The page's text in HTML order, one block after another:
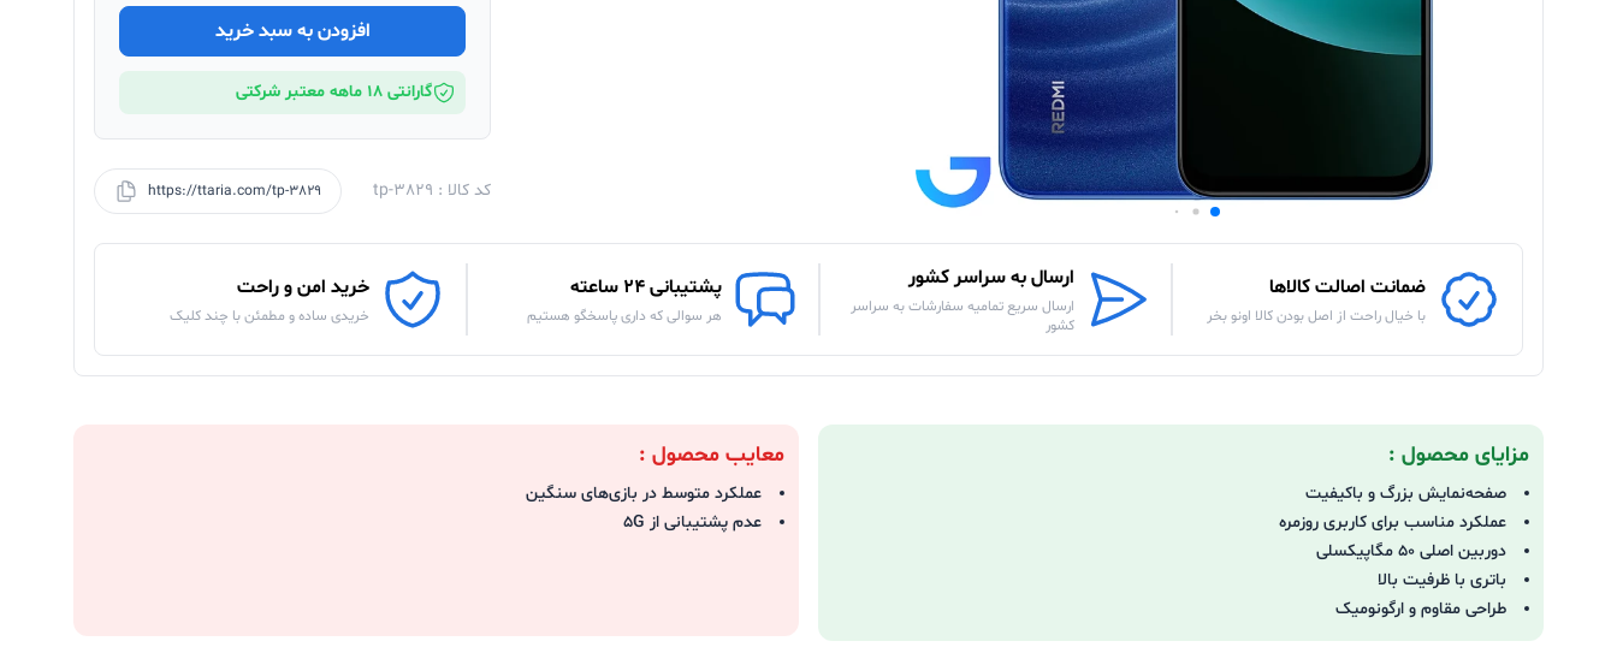
افزودن به سبد خرید
گارانتی 18 ماهه معتبر شرکتی
کد کالا : tp-3829 https://ttaria.com/tp-3829
ضمانت اصالت کالاها
با خیال راحت از اصل بودن کالا اونو بخر
ارسال به سراسر کشور
ارسال سریع تمامیه سفارشات به سراسر
کشور
پشتیبانی 24 ساعته
هر سوالی که داری پاسخگو هستیم
خرید امن و راحت
خریدی ساده و مطمئن با چند کلیک
مزایای محصول :
صفحه‌نمایش بزرگ و باکیفیت
عملکرد مناسب برای کاربری روزمره
دوربین اصلی 50 مگاپیکسلی
باتری با ظرفیت بالا
طراحی مقاوم و ارگونومیک
معایب محصول :
عملکرد متوسط در بازی‌های سنگین
عدم پشتیبانی از 5G